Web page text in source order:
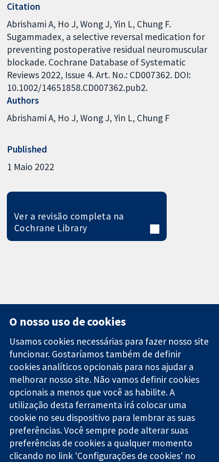
Citation
Abrishami A, Ho J, Wong J, Yin L, Chung F.
Sugammadex, a selective reversal medication for
preventing postoperative residual neuromuscular
blockade. Cochrane Database of Systematic
Reviews 2022, Issue 4. Art. No.: CD007362. DOI:
10.1002/14651858.CD007362.pub2.
Authors
Abrishami A Ho J Wong J Yin L Chung F
Published
1 Maio 2022
Ver a revisão completa na
Cochrane Library
Evidências
confiáveis.
Decisões
informadas.
Melhor saúde.
11-13 Cavendish
Square
Londres
W1G 0AN
Reino Unido
Contato
Notícias
Assessoria de
imprensa
Sobre nós
Cochrane
Library
O nosso uso de cookies
Usamos cookies necessárias para fazer nosso site
funcionar. Gostaríamos também de definir
cookies analíticos opcionais para nos ajudar a
melhorar nosso site. Não vamos definir cookies
opcionais a menos que você as habilite. A
utilização desta ferramenta irá colocar uma
cookie no seu dispositivo para lembrar as suas
preferências. Você sempre pode alterar suas
preferências de cookies a qualquer momento
clicando no link 'Configurações de cookies' no